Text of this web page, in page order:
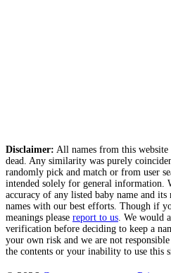
Disclaimer: All names from this
dead. Any similarity was purely
randomly pick and match or from user
intended solely for general information.
accuracy of any listed baby name and its
names with our best efforts. Though if
meanings please report to us . We would
verification before deciding to keep a
your own risk and we are not
the contents or your inability to use this